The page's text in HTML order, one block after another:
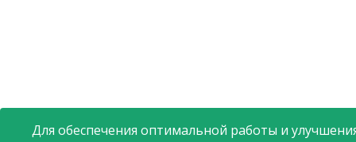
Для обеспечения оптимальной работы и